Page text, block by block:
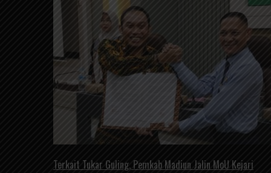
Terkait Tukar Guling, Pemkab Madiun Jalin MoU Kejari